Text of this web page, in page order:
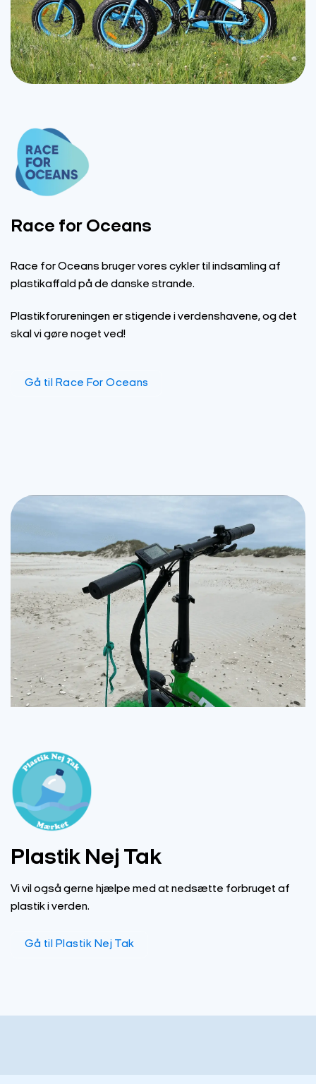
Race for Oceans
Race for Oceans bruger vores cykler til indsamling af
plastikaffald på de danske strande.
Plastikforureningen er stigende i verdenshavene, og det
skal vi gøre noget ved!
Gå til Race For Oceans
Plastik Nej Tak
Vi vil også gerne hjælpe med at nedsætte forbruget af
plastik i verden.
Gå til Plastik Nej Tak